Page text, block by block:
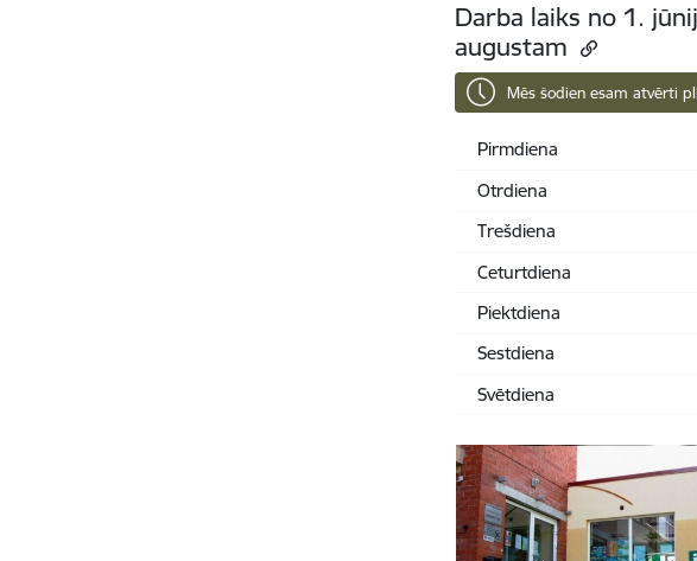
Darba laiks no 1.
augustam
Mēs šodien esam atvērti
Pirmdiena
Otrdiena
Trešdiena
Ceturtdiena
Piektdiena
Sestdiena
Svētdiena